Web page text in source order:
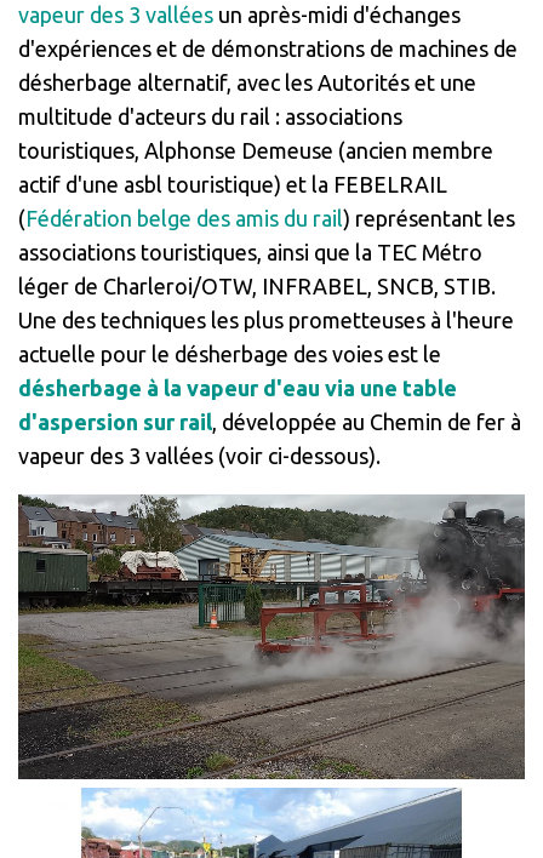
vapeur des 3 valléesun après-midi d'échanges
d'expériences et de démonstrations de machines de
désherbage alternatif, avec les Autorités et une
multitude d'acteurs du rail : associations
touristiques, Alphonse Demeuse (ancien membre
actif d'une asbl touristique) et la FEBELRAIL
(Fédération belge des amis du rail) représentant les
associations touristiques, ainsi que la TEC Métro
léger de Charleroi/OTW, INFRABEL, SNCB, STIB.
Une des techniques les plus prometteuses à l'heure
actuelle pour le désherbage des voies est le
désherbage à la vapeur d'eau via une table
d'aspersion sur rail, développée au Chemin de fer à
vapeur des 3 vallées (voir ci-dessous).
Fichier
vidéo